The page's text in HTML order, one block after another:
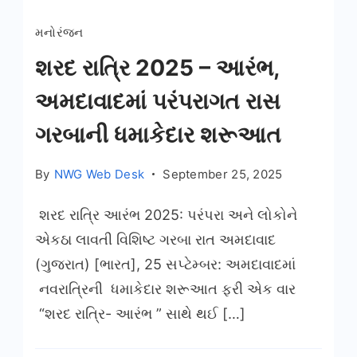
મનોરંજન
શરદ રાત્રિ 2025 – આરંભ,
અમદાવાદમાં પરંપરાગત રાસ
ગરબાની ધમાકેદાર શરૂઆત
By NWG Web Desk September 25, 2025
શરદ રાત્રિ આરંભ 2025: પરંપરા અને લોકોને
એકઠા લાવતી વિશિષ્ટ ગરબા રાત અમદાવાદ
(ગુજરાત) [ભારત], 25 સપ્ટેમ્બર: અમદાવાદમાં
નવરાત્રિની ધમાકેદાર શરૂઆત ફરી એક વાર
“શરદ રાત્રિ- આરંભ ” સાથે થઈ […]